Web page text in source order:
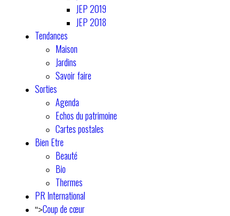
JEP 2019
JEP 2018
Tendances
Maison
Jardins
Savoir faire
Sorties
Agenda
Echos du patrimoine
Cartes postales
Bien Etre
Beauté
Bio
Thermes
PR International
">Coup de cœur